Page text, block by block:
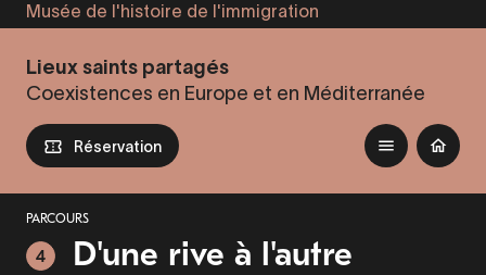
Aller
contenu
principal
Musée de l'histoire de l'immigration
Lieux saints partagés
Coexistences en Europe et en Méditerranée
Réservation
PARCOURS
4 D'une rive à l'autre